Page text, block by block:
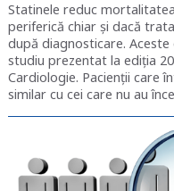
Statinele reduc
periferică chiar și dacă
după diagnosticare.
studiu prezentat la ediția
Cardiologie. Pacienții care
similar cu cei care nu au